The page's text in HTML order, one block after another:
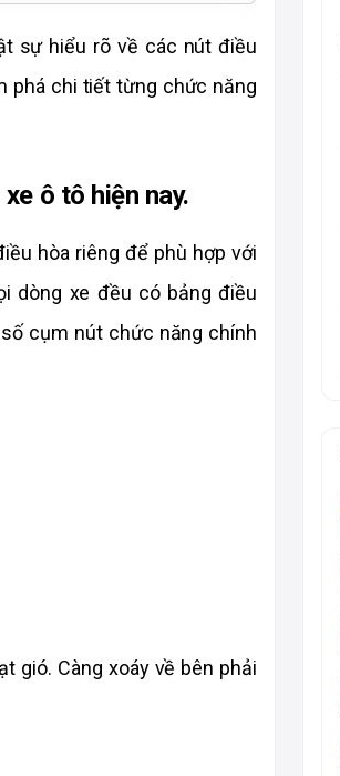
sự hiểu rõ về các nút điều
phá chi tiết từng chức năng
ô tô hiện nay.
hòa riêng để phù hợp với
dòng xe đều có bảng điều
cụm nút chức năng chính
gió. Càng xoáy về bên phải